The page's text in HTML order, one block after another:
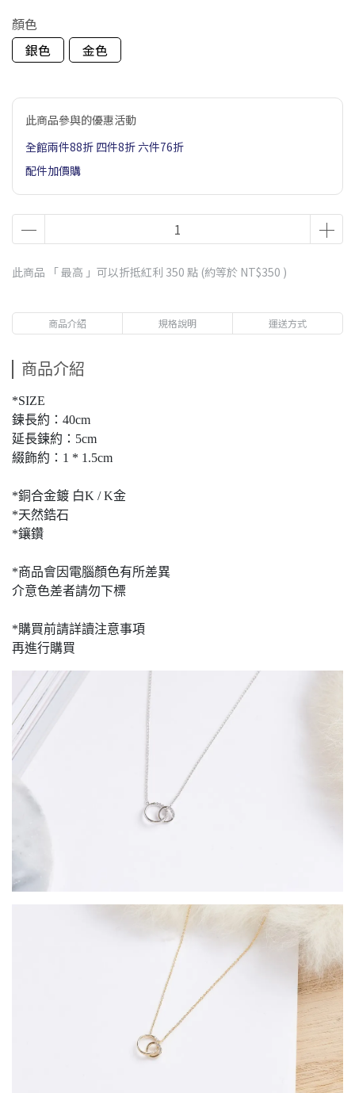
顏色
銀色
金色
此商品參與的優惠活動
全館兩件88折 四件8折 六件76折
配件加價購
此商品 「 最高 」可以折抵紅利 350 點 (約等於 NT$350 )
商品介紹 規格說明 運送方式
商品介紹
*SIZE
鍊長約：40cm
延長鍊約：5cm
綴飾約：1 * 1.5cm
*銅合金鍍 白K / K金
*天然鋯石
*鑲鑽
*商品會因電腦顏色有所差異
介意色差者請勿下標
*購買前請詳讀注意事項
再進行購買